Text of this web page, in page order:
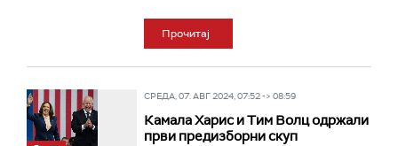
Прочитај
СРЕДА, 07. АВГ 2024, 07:52 -> 08:59
Камала Харис и Тим Волц одржали
први предизборни скуп